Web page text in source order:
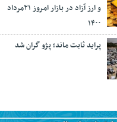
و ارز آزاد در بازار امروز ۲۱مرداد
۱۴۰۰
پراید ثابت ماند؛ پژو گران شد